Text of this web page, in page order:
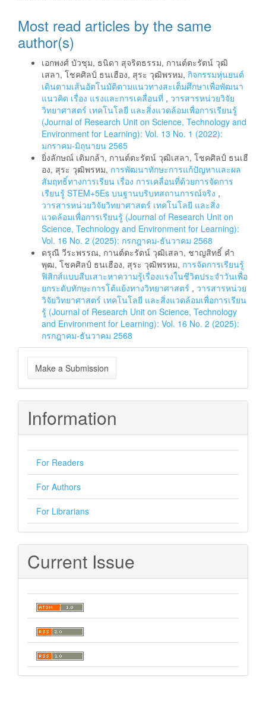
Most read articles by the same
author(s)
เอกพงศ์ บัวชุม, ธนิดา สุจริตธรรม, กานต์ตะรัตน์ วุฒิ
เสลา, โชคศิลป์ ธนเฮือง, สุระ วุฒิพรหม, กิจกรรมหุ่นยนต์
เดินตามเส้นอัตโนมัติตามแนวทางสะเต็มศึกษาเพื่อพัฒนา
แนวคิด เรื่อง แรงและการเคลื่อนที่ , วารสารหน่วยวิจัย
วิทยาศาสตร์ เทคโนโลยี และสิ่งแวดล้อมเพื่อการเรียนรู้
(Journal of Research Unit on Science, Technology and
Environment for Learning): Vol. 13 No. 1 (2022):
มกราคม-มิถุนายน 2565
ยิ่งลักษณ์ เติมกล้า, กานต์ตะรัตน์ วุฒิเสลา, โชคศิลป์ ธนเฮื
อง, สุระ วุฒิพรหม, การพัฒนาทักษะการแก้ปัญหาและผล
สัมฤทธิ์ทางการเรียน เรื่อง การเคลื่อนที่ด้วยการจัดการ
เรียนรู้ STEM+5Es บนฐานบริบทสถานการณ์จริง ,
วารสารหน่วยวิจัยวิทยาศาสตร์ เทคโนโลยี และสิ่ง
แวดล้อมเพื่อการเรียนรู้ (Journal of Research Unit on
Science, Technology and Environment for Learning):
Vol. 16 No. 2 (2025): กรกฎาคม-ธันวาคม 2568
ดรุณี วีระพรรณ, กานต์ตะรัตน์ วุฒิเสลา, ชาญสิทธิ์ คำ
พุฒ, โชคศิลป์ ธนเฮือง, สุระ วุฒิพรหม, การจัดการเรียนรู้
ฟิสิกส์แบบสืบเสาะหาความรู้เรื่องแรงในชีวิตประจำวันเพื่อ
ยกระดับทักษะการโต้แย้งทางวิทยาศาสตร์ , วารสารหน่วย
วิจัยวิทยาศาสตร์ เทคโนโลยี และสิ่งแวดล้อมเพื่อการเรียน
รู้ (Journal of Research Unit on Science, Technology
and Environment for Learning): Vol. 16 No. 2 (2025):
กรกฎาคม-ธันวาคม 2568
Make
a
Submission
Make a Submission
Information
For Readers
For Authors
For Librarians
Current Issue